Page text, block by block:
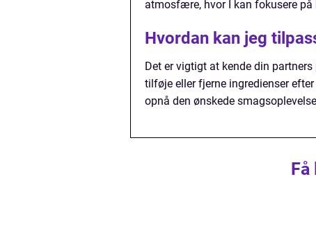
atmosfære, hvor I kan fokusere
Hvordan kan jeg
Det er vigtigt at kende din
tilføje eller fjerne ingredienser
opnå den ønskede